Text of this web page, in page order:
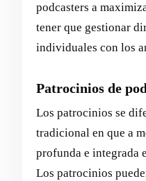
podcasters a
tener que gestionar
individuales con los
Patrocinios de
Los patrocinios se
tradicional en que a
profunda e integrada
Los patrocinios